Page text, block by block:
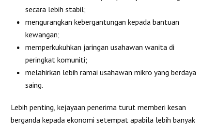
secara lebih stabil;
mengurangkan kebergantungan kepada bantuan
kewangan;
memperkukuhkan jaringan usahawan wanita di
peringkat komuniti;
melahirkan lebih ramai usahawan mikro yang berdaya
saing.
Lebih penting, kejayaan penerima turut memberi kesan
berganda kepada ekonomi setempat apabila lebih banyak